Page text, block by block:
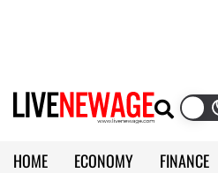
HOME ECONOMY FINANCE